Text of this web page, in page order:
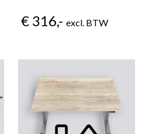
€ 316,- excl. BTW